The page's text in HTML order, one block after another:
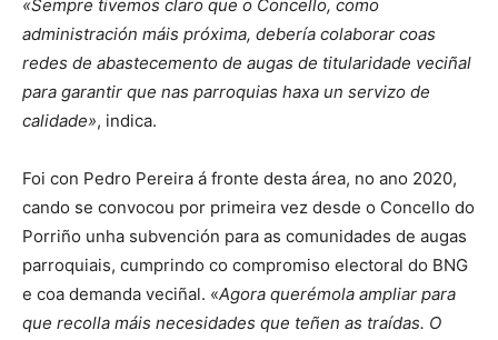
«Sempre tivemos claro que o Concello, como
administración máis próxima, debería colaborar coas
redes de abastecemento de augas de titularidade veciñal
para garantir que nas parroquias haxa un servizo de
calidade», indica.
Foi con Pedro Pereira á fronte desta área, no ano 2020,
cando se convocou por primeira vez desde o Concello do
Porriño unha subvención para as comunidades de augas
parroquiais, cumprindo co compromiso electoral do BNG
e coa demanda veciñal. «Agora querémola ampliar para
que recolla máis necesidades que teñen as traídas. O